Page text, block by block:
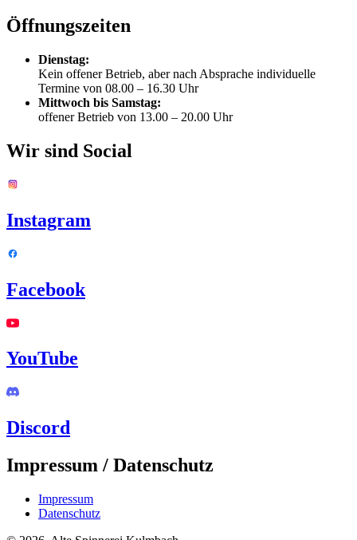
Öffnungszeiten
Dienstag:
Kein offener Betrieb, aber nach Absprache individuelle
Termine von 08.00 – 16.30 Uhr
Mittwoch bis Samstag:
offener Betrieb von 13.00 – 20.00 Uhr
Wir sind Social
Instagram
Facebook
YouTube
Discord
Impressum / Datenschutz
Impressum
Datenschutz